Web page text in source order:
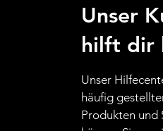
Unser
hilft dir
Unser
häufig
Produkten und